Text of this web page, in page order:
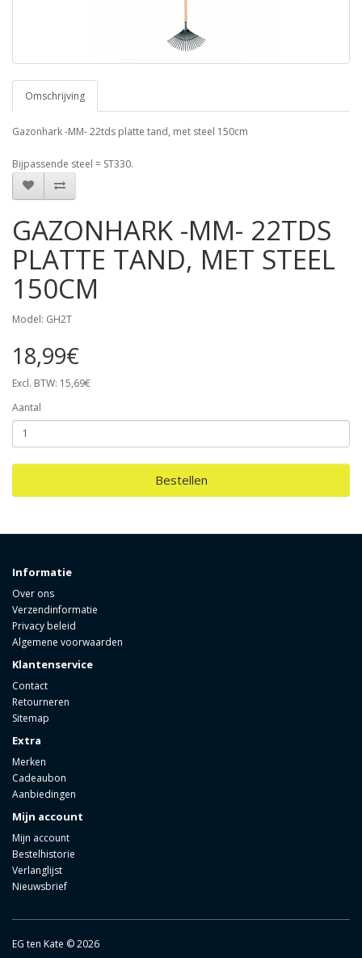
Omschrijving
Gazonhark -MM- 22tds platte tand, met steel 150cm
Bijpassende steel = ST330.
GAZONHARK -MM- 22TDS
PLATTE TAND, MET STEEL
150CM
Model: GH2T
18,99€
Excl. BTW: 15,69€
Aantal
Bestellen
Informatie
Over ons
Verzendinformatie
Privacy beleid
Algemene voorwaarden
Klantenservice
Contact
Retourneren
Sitemap
Extra
Merken
Cadeaubon
Aanbiedingen
Mijn account
Mijn account
Bestelhistorie
Verlanglijst
Nieuwsbrief
EG ten Kate © 2026